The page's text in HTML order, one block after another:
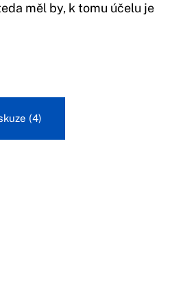
měl by, k tomu účelu je
(4)